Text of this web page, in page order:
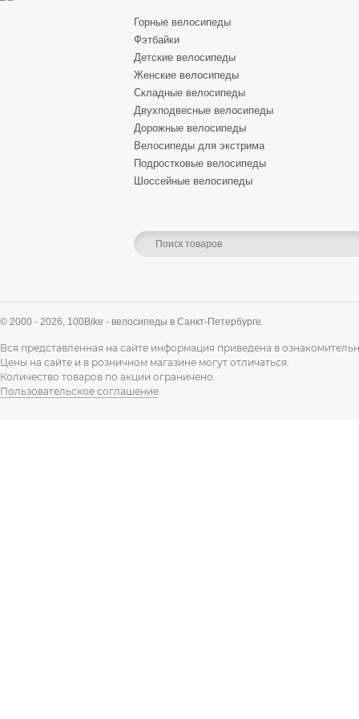
Горные велосипеды
Фэтбайки
Детские велосипеды
Женские велосипеды
Складные велосипеды
Двухподвесные велосипеды
Дорожные велосипеды
Велосипеды для экстрима
Подростковые велосипеды
Шоссейные велосипеды
© 2000 - 2026, 100Bike - велосипеды в Санкт-Петербурге
Вся представленная на сайте информация приведена в
Цены на сайте и в розничном магазине могут отличаться.
Количество товаров по акции ограничено.
Пользовательское соглашение.